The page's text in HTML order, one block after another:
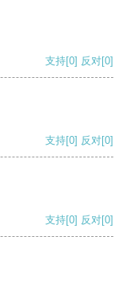
支持[0] 反对[0]
支持[0] 反对[0]
支持[0] 反对[0]